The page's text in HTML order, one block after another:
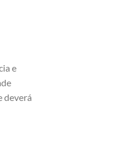
e
deverá